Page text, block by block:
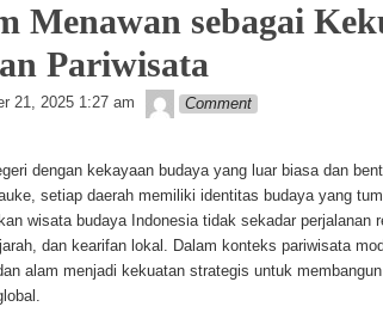
Menawan sebagai
Pariwisata
21, 2025 1:27 am Getelon
Comment
dengan kekayaan budaya yang luar biasa dan
setiap daerah memiliki identitas budaya yang
wisata budaya Indonesia tidak sekadar perjalanan
dan kearifan lokal. Dalam konteks pariwisata
alam menjadi kekuatan strategis untuk